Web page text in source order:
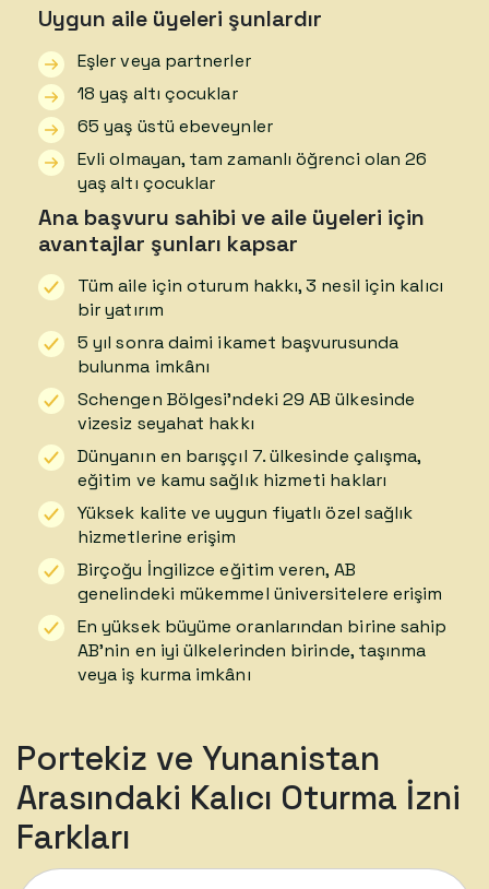
Uygun aile üyeleri şunlardır
Eşler veya partnerler
18 yaş altı çocuklar
65 yaş üstü ebeveynler
Evli olmayan, tam zamanlı öğrenci olan 26
yaş altı çocuklar
Ana başvuru sahibi ve aile üyeleri için
avantajlar şunları kapsar
Tüm aile için oturum hakkı, 3 nesil için kalıcı
bir yatırım
5 yıl sonra daimi ikamet başvurusunda
bulunma imkânı
Schengen Bölgesi’ndeki 29 AB ülkesinde
vizesiz seyahat hakkı
Dünyanın en barışçıl 7. ülkesinde çalışma,
eğitim ve kamu sağlık hizmeti hakları
Yüksek kalite ve uygun fiyatlı özel sağlık
hizmetlerine erişim
Birçoğu İngilizce eğitim veren, AB
genelindeki mükemmel üniversitelere erişim
En yüksek büyüme oranlarından birine sahip
AB’nin en iyi ülkelerinden birinde, taşınma
veya iş kurma imkânı
Portekiz ve Yunanistan
Arasındaki Kalıcı Oturma İzni
Farkları